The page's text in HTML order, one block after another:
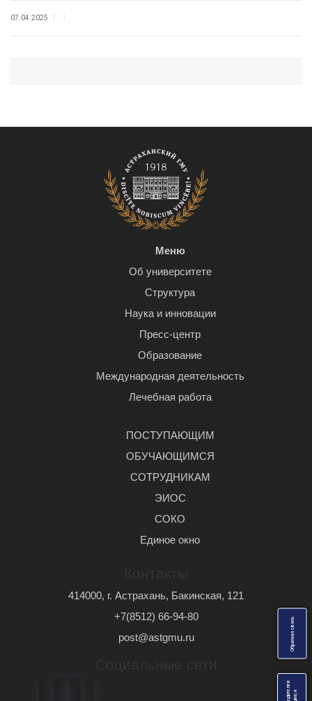
О
б
р
а
т
н
а
я
с
в
я
з
ь
07.04.2025
Меню
Об университете
Структура
Наука и инновации
Пресс-центр
Образование
Международная деятельность
Лечебная работа
ПОСТУПАЮЩИМ
ОБУЧАЮЩИМСЯ
СОТРУДНИКАМ
ЭИОС
СОКО
Единое окно
414000, г. Астрахань, Бакинская, 121
+7(8512) 66-94-80
post@astgmu.ru